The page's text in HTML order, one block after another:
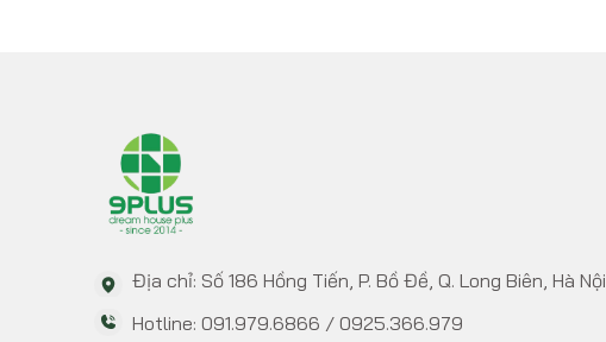
Địa chỉ: Số 186 Hồng Tiến, P. Bồ Đề, Q. Long Biên, Hà Nội
Hotline: 091.979.6866 / 0925.366.979